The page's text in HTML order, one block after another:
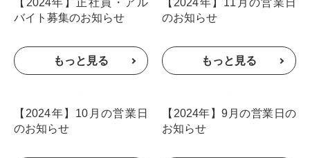
【2024年】正社員・アル
バイト募集のお知らせ
【2024年】11月の営業日
のお知らせ
【2024年】10月の営業日
のお知らせ
【2024年】9月の営業日の
お知らせ